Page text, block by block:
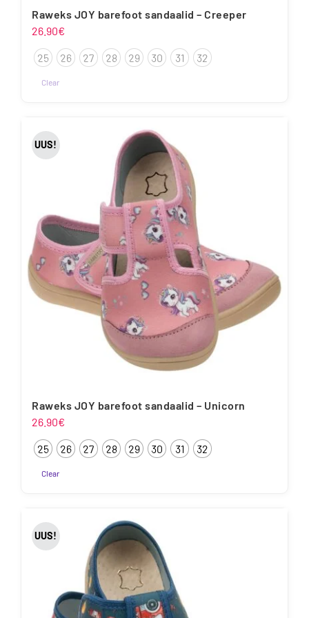
Raweks JOY barefoot sandaalid – Creeper
26.90€
25 26 27 28 29 30 31 32
Clear
on
mitu
teha
tootelehel.
UUS!
Raweks JOY barefoot sandaalid – Unicorn
26.90€
25 26 27 28 29 30 31 32
Clear
on
mitu
UUS!